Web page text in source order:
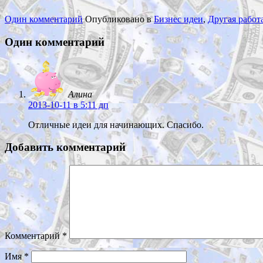
Один комментарий Опубликовано вБизнес идеи,Другая
Один комментарий
Алина
2013-10-11в 5:11 дп
Отличные идеи для начинающих. Спасибо.
Добавить комментарий
Комментарий*
Имя*